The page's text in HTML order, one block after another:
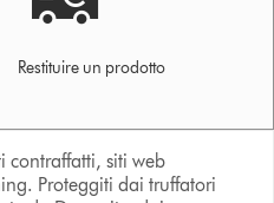
Restituire un prodotto
contraffatti, siti web
Proteggiti dai truffatori